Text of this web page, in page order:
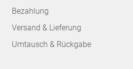
Bezahlung
Versand & Lieferung
Umtausch & Rückgabe